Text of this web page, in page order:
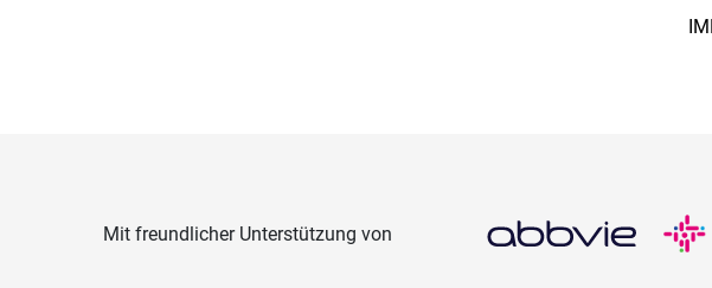
Mit freundlicher Unterstützung von